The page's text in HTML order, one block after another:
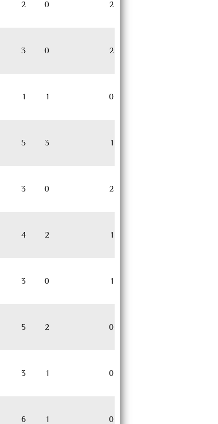
2 0 2
3 0 2
1 1 0
5 3 1
3 0 2
4 2 1
3 0 1
5 2 0
3 1 0
6 1 0